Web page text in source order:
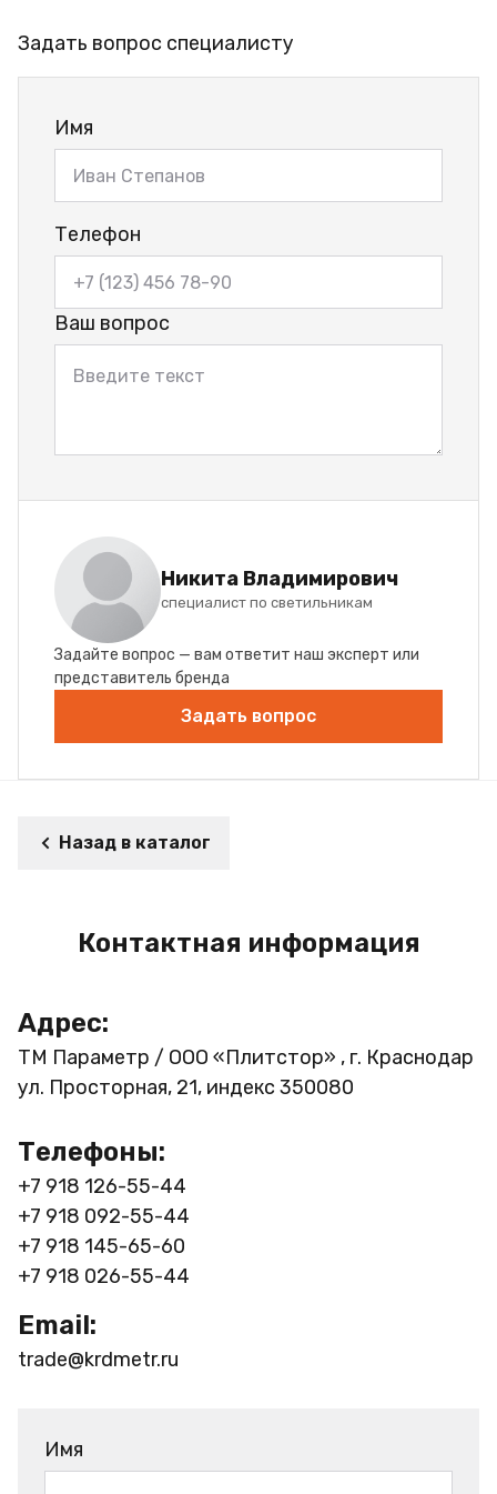
Задать вопрос специалисту
Имя
Телефон
Ваш вопрос
Никита Владимирович
специалист по светильникам
Задайте вопрос — вам ответит наш эксперт или
представитель бренда
Задать вопрос
Назад в каталог
Контактная информация
Адрес:
ТМ Параметр / ООО «Плитстор» , г. Краснодар
ул. Просторная, 21, индекс 350080
Телефоны:
+7 918 126-55-44
+7 918 092-55-44
+7 918 145-65-60
+7 918 026-55-44
Email:
trade@krdmetr.ru
Имя